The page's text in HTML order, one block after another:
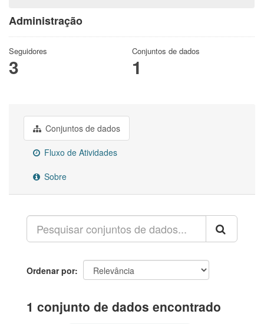
Administração
Seguidores
3
Conjuntos de dados
1
Conjuntos de dados
Fluxo de Atividades
Sobre
Ordenar por
1 conjunto de dados encontrado